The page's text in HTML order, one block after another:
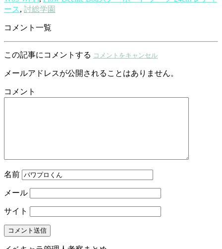
ース, 討総学園
コメント一覧
この記事にコメントする コメントをキャンセル
メールアドレスが公開されることはありません。
コメント
名前
メール
サイト